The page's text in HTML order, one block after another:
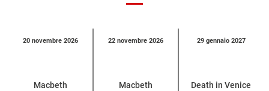
categoria
20 novembre 2026
Macbeth
22 novembre 2026
Macbeth
29 gennaio 2027
Death in Venice